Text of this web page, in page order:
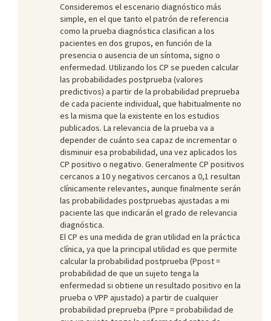
Consideremos el escenario diagnóstico más
simple, en el que tanto el patrón de referencia
como la prueba diagnóstica clasifican a los
pacientes en dos grupos, en función de la
presencia o ausencia de un síntoma, signo o
enfermedad. Utilizando los CP se pueden calcular
las probabilidades postprueba (valores
predictivos) a partir de la probabilidad preprueba
de cada paciente individual, que habitualmente no
es la misma que la existente en los estudios
publicados. La relevancia de la prueba va a
depender de cuánto sea capaz de incrementar o
disminuir esa probabilidad, una vez aplicados los
CP positivo o negativo. Generalmente CP positivos
cercanos a 10 y negativos cercanos a 0,1 resultan
clínicamente relevantes, aunque finalmente serán
las probabilidades postpruebas ajustadas a mi
paciente las que indicarán el grado de relevancia
diagnóstica.
El CP es una medida de gran utilidad en la práctica
clínica, ya que la principal utilidad es que permite
calcular la probabilidad postprueba (Ppost =
probabilidad de que un sujeto tenga la
enfermedad si obtiene un resultado positivo en la
prueba o VPP ajustado) a partir de cualquier
probabilidad preprueba (Ppre = probabilidad de